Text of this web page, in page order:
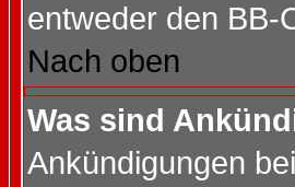
entweder den BB-
Nach oben
Was sind
Ankündigungen